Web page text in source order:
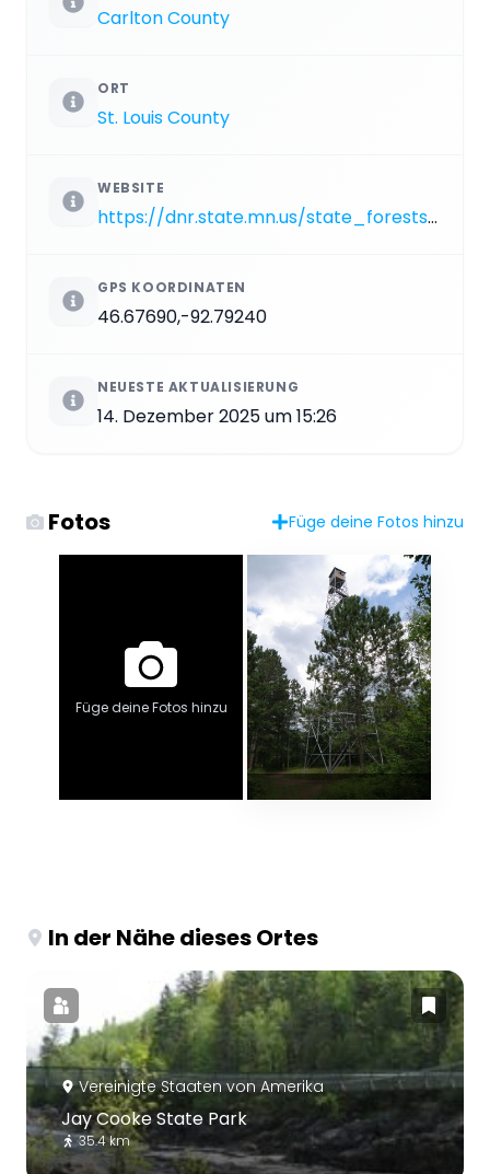
Carlton County
ORT
St. Louis County
WEBSITE
https://dnr.state.mn.us/state_forests/forest.html?id=sft00018#homepage
GPS KOORDINATEN
46.67690,-92.79240
NEUESTE AKTUALISIERUNG
14. Dezember 2025 um 15:26
Fotos Füge deine Fotos hinzu
Füge deine Fotos hinzu
In der Nähe dieses Ortes
Vereinigte Staaten von Amerika
Jay Cooke State Park
35.4 km